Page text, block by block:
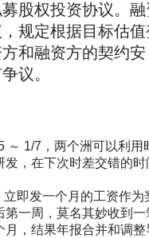
股权投资协议。融
规定根据目标估值
和融资方的契约安
议。
～ 1/7 ，两个洲可以利用
，在下次时差交错的时
即发一个月的工资作为
一周，莫名其妙收到一
，结果年报合并和调整